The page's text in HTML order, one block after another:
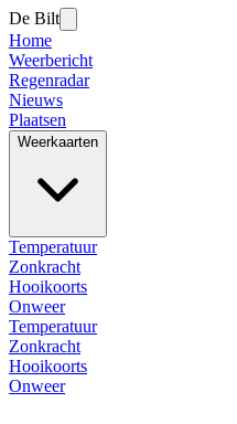
De Bilt
Home
Weerbericht
Regenradar
Nieuws
Plaatsen
Weerkaarten
Temperatuur
Zonkracht
Hooikoorts
Onweer
Temperatuur
Zonkracht
Hooikoorts
Onweer